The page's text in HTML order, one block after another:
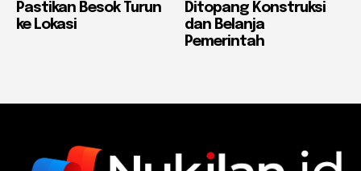
Pastikan Besok Turun
ke Lokasi
Ditopang Konstruksi
dan Belanja
Pemerintah